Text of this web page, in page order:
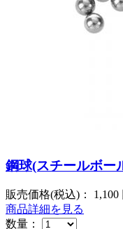
鋼球(スチールボー
販売価格(税込)： 1,100
商品詳細を見る
数量：